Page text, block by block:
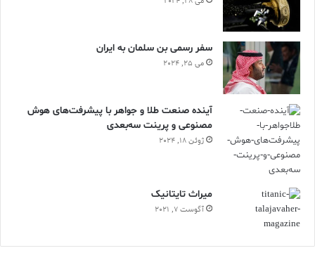
سفر رسمی بن سلمان به ایران
می 25, 2024
آینده صنعت طلا و جواهر با پیشرفت‌های هوش
مصنوعی و پرینت سه‌بعدی
ژوئن 18, 2024
ميراث تايتانيک
آگوست 7, 2021